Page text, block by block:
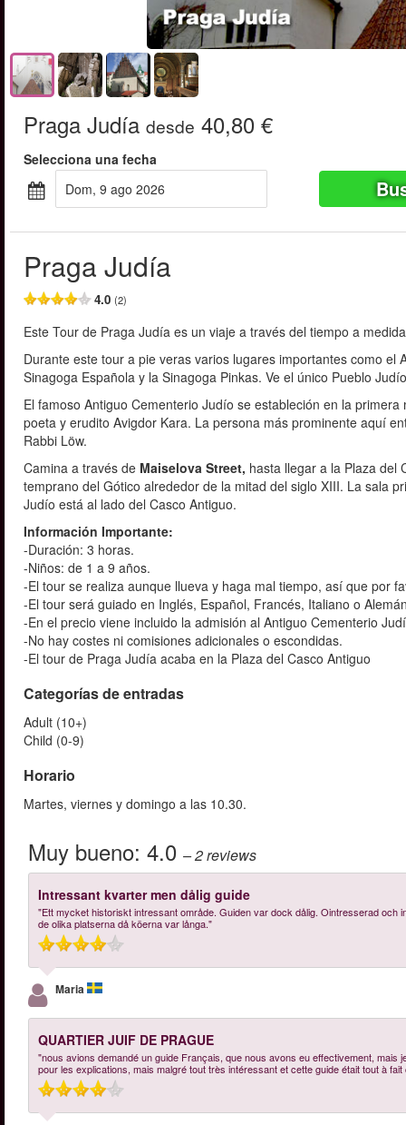
Praga Judía desde 40,80 €
Selecciona una fecha
dom, 9 ago 2026
Praga Judía
4.0 (2)
Este Tour de Praga Judía es un viaje a través del tiempo a
Durante este tour a pie veras varios lugares importantes como
Sinagoga Española y la Sinagoga Pinkas. Ve el único Pueblo
El famoso Antiguo Cementerio Judío se estableción en la
poeta y erudito Avigdor Kara. La persona más prominente aquí
Rabbi Löw.
Camina a través de Maiselova Street, hasta llegar a la Plaza del
temprano del Gótico alrededor de la mitad del siglo XIII. La sala
Judío está al lado del Casco Antiguo.
Información Importante:
-Duración: 3 horas.
-Niños: de 1 a 9 años.
-El tour se realiza aunque llueva y haga mal tiempo, así que por
-El tour será guiado en Inglés, Español, Francés, Italiano o
-En el precio viene incluido la admisión al Antiguo Cementerio
-No hay costes ni comisiones adicionales o escondidas.
-El tour de Praga Judía acaba en la Plaza del Casco Antiguo
Categorías de entradas
Adult (10+)
Child (0-9)
Horario
Martes, viernes y domingo a las 10.30.
Muy bueno: 4.0 – 2reviews
Intressant kvarter men dålig guide
"Ett mycket historiskt intressant område. Guiden var dock dålig. Ointresserad och
de olika platserna då köerna var långa."
Maria
QUARTIER JUIF DE PRAGUE
"nous avions demandé un guide Français, que nous avons eu effectivement,
pour les explications, mais malgré tout très intéressant et cette guide était tout à